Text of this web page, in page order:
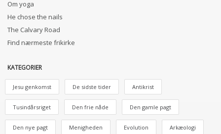
Om yoga
He chose the nails
The Calvary Road
Find nærmeste frikirke
KATEGORIER
Jesu genkomst De sidste tider Antikrist
Tusindårsriget Den frie nåde Den gamle pagt
Den nye pagt Menigheden Evolution Arkæologi